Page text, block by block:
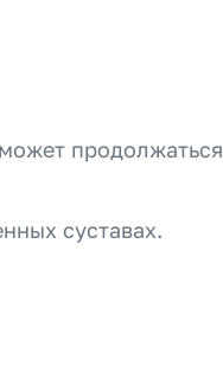
продолжаться
суставах.